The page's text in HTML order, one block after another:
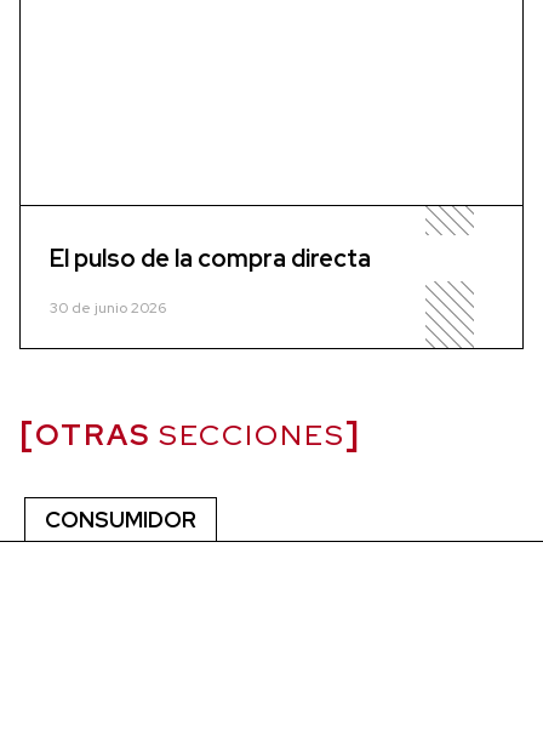
El pulso de la compra directa
30 de junio 2026
OTRAS SECCIONES
CONSUMIDOR